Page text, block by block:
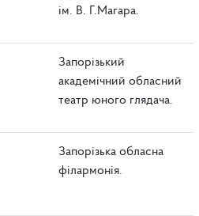
ім. В. Г.Магара.
Запорізький
академічний обласний
театр юного глядача.
Запорізька обласна
філармонія.